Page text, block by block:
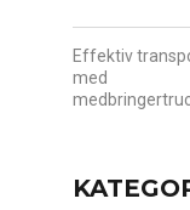
Effektiv
med